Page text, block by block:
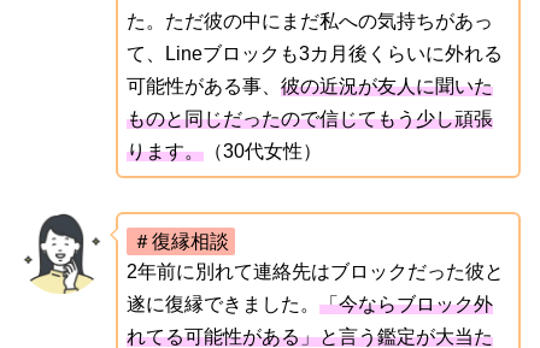
た。ただ彼の中にまだ私への気持ちがあっ
て、Lineブロックも3カ月後くらいに外れる
可能性がある事、 彼の近況が友人に聞いた
ものと同じだったので信じてもう少し頑張
ります。 （30代女性）
＃復縁相談
2年前に別れて連絡先はブロックだった彼と
遂に復縁できました。 「今ならブロック外
れてる可能性がある」と言う鑑定が大当た